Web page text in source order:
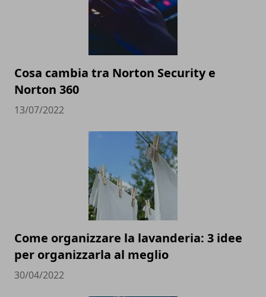
Cosa cambia tra Norton Security e
Norton 360
13/07/2022
Come organizzare la lavanderia: 3 idee
per organizzarla al meglio
30/04/2022